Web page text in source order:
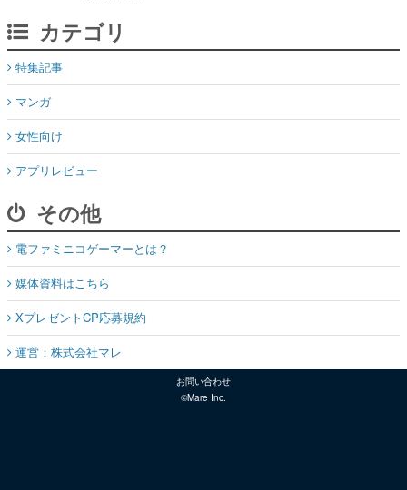
カテゴリ
特集記事
マンガ
女性向け
アプリレビュー
その他
電ファミニコゲーマーとは？
媒体資料はこちら
XプレゼントCP応募規約
運営：株式会社マレ
お問い合わせ
©Mare Inc.